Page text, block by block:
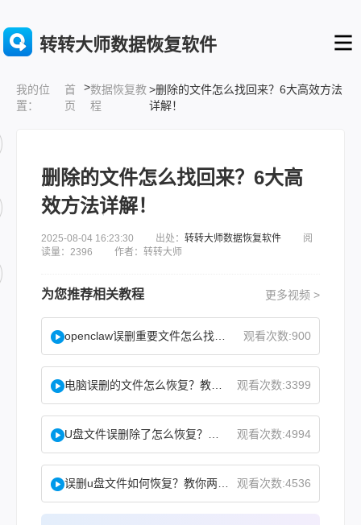
转转大师数据恢复软件
我的位
置：
首
页
>数据恢复教
程
>删除的文件怎么找回来？6大高效方法
详解！
删除的文件怎么找回来？6大高
效方法详解！
2025-08-04 16:23:30 出处： 转转大师数据恢复软件 阅
读量：2396 作者：转转大师
为您推荐相关教程 更多视频 >
观看次数:900
观看次数:3399
观看次数:4994
观看次数:4536